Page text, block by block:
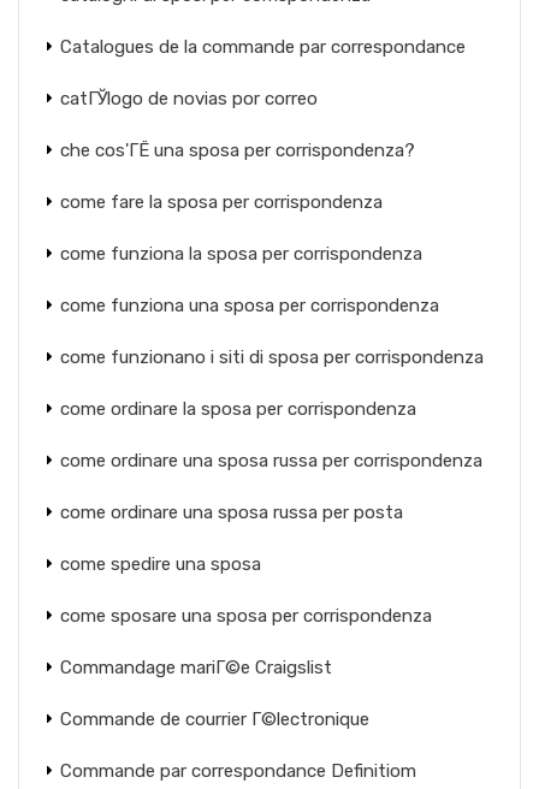
Catalogues de la commande par correspondance
catГЎlogo de novias por correo
che cos'ГЁ una sposa per corrispondenza?
come fare la sposa per corrispondenza
come funziona la sposa per corrispondenza
come funziona una sposa per corrispondenza
come funzionano i siti di sposa per corrispondenza
come ordinare la sposa per corrispondenza
come ordinare una sposa russa per corrispondenza
come ordinare una sposa russa per posta
come spedire una sposa
come sposare una sposa per corrispondenza
Commandage mariГ©e Craigslist
Commande de courrier Г©lectronique
Commande par correspondance Definitiom